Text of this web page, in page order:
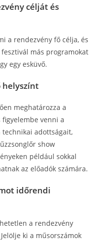
célját és
a rendezvény fő célja, és
fesztivál más programokat
egy esküvő.
helyszínt
meghatározza a
venni a
technikai adottságait,
show
például sokkal
az előadók számára.
időrendi
a rendezvény
ki a műsorszámok